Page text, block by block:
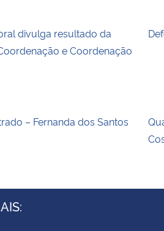
divulga resultado da
e Coordenação
– Fernanda dos Santos